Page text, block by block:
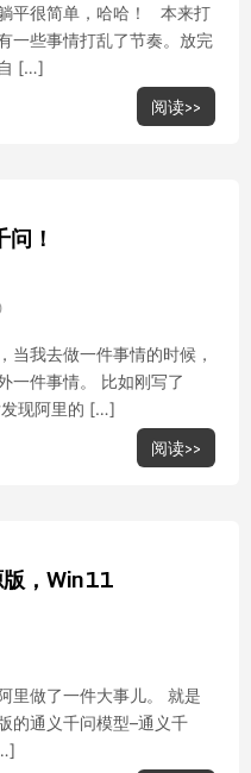
平很简单，哈哈！ 本来打
一些事情打乱了节奏。放完
[…]
阅读>>
！
当我去做一件事情的时候，
一件事情。 比如刚写了
现阿里的 […]
阅读>>
，Win11
里做了一件大事儿。 就是
的通义千问模型–通义千